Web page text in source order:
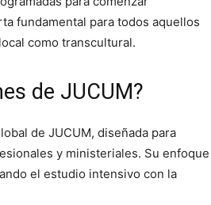
fundamental para todos aquellos
como transcultural.
de JUCUM?
de JUCUM, diseñada para
y ministeriales. Su enfoque
el estudio intensivo con la